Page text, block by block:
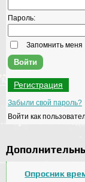
Пароль:
Запомнить меня
Регистрация
Забыли свой пароль?
Войти как
Опросник